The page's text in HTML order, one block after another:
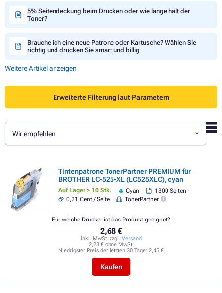
5% Seitendeckung beim Drucken oder wie lange hält der
Toner?
Brauche ich eine neue Patrone oder Kartusche? Wählen Sie
richtig und drucken Sie smart und billig
Weitere Artikel anzeigen
Erweiterte Filterung laut Parametern
Wir empfehlen
Tintenpatrone TonerPartner PREMIUM für
BROTHER LC-525-XL (LC525XLC), cyan
Auf Lager > 10 Stk. Cyan
1300 Seiten
0,21 Cent / Seite
TonerPartner
2,68 €
inkl. MwSt. zzgl. Versand
2,23 € ohne MwSt.
Niedrigster Preis der letzten 30 Tage: 2,45 €
Kaufen
Für welche Drucker ist das Produkt geeignet?